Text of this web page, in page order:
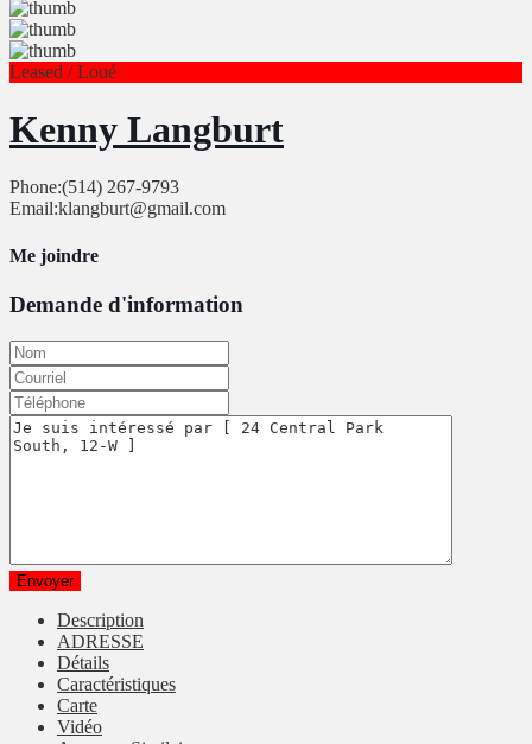
Leased / Loué
Kenny Langburt
Phone:(514) 267-9793
Email:klangburt@gmail.com
Me joindre
Demande d'information
Description
ADRESSE
Détails
Caractéristiques
Carte
Vidéo